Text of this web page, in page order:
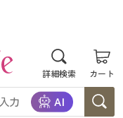
詳細検索 カート